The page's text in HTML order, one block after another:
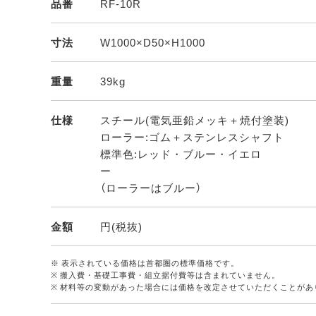
品番 RF-10R
寸法 W1000×D50×H1000
重量 39kg
仕様
スチール(電気亜鉛メッキ＋焼付塗装)
ローラー:ゴム＋ステンレスシャフト
標準色:レッド・ブルー・イエロ
（ローラーはブルー）
金額 円(税抜)
※ 表示されている価格は首都圏の標準価格です。
※ 搬入費・基礎工事費・組立据付費等は含まれていません。
※ 材料等の変動があった場合には価格を改定させていただくことがあ